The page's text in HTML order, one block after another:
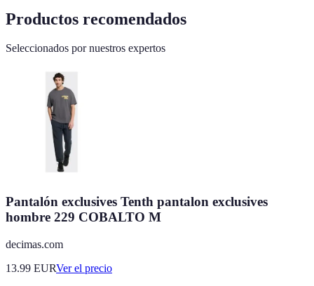
Productos recomendados
Seleccionados por nuestros expertos
Pantalón exclusives Tenth pantalon exclusives
hombre 229 COBALTO M
decimas.com
13.99 EURVer el precio